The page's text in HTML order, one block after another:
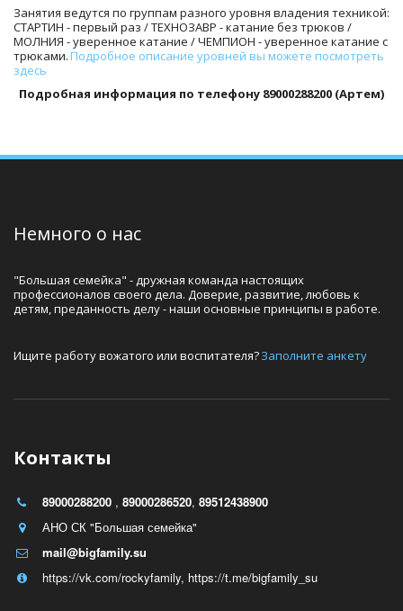
Занятия ведутся по группам разного уровня владения техникой:
СТАРТИН - первый раз / ТЕХНОЗАВР - катание без трюков /
МОЛНИЯ - уверенное катание / ЧЕМПИОН - уверенное катание с
трюками. Подробное описание уровней вы можете посмотреть
здесь
Подробная информация по телефону 89000288200 (Артем)
Немного о нас
"Большая семейка" - дружная команда настоящих
профессионалов своего дела. Доверие, развитие, любовь к
детям, преданность делу - наши основные принципы в работе.
Ищите работу вожатого или воспитателя? Заполните анкету
Контакты
89000288200 , 89000286520, 89512438900
АНО СК "Большая семейка"
mail@bigfamily.su
https://vk.com/rockyfamily, https://t.me/bigfamily_su